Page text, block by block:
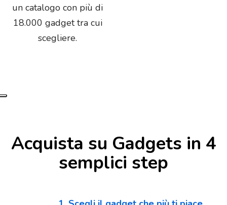
un catalogo con più di
18.000 gadget tra cui
scegliere.
Acquista su Gadgets in 4
semplici step